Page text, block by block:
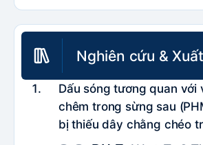
Nghiên cứu &
Dấu sóng tương quan với
chêm trong sừng sau
bị thiếu dây chằng chéo